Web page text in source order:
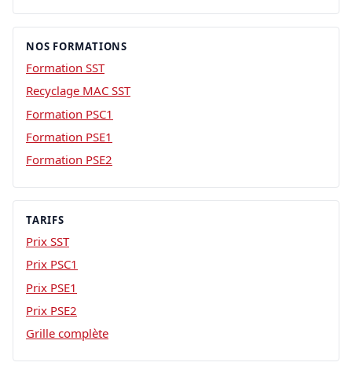
NOS FORMATIONS
Formation SST
Recyclage MAC SST
Formation PSC1
Formation PSE1
Formation PSE2
TARIFS
Prix SST
Prix PSC1
Prix PSE1
Prix PSE2
Grille complète